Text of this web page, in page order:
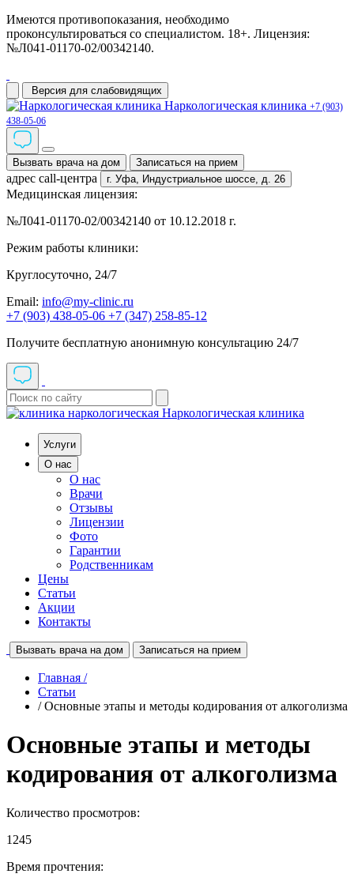
Имеются противопоказания, необходимо
проконсультироваться со специалистом. 18+. Лицензия:
№Л041-01170-02/00342140.
Версия для слабовидящих
Наркологическая клиника +7 (903)
438-05-06
Вызвать врача на дом Записаться на прием
адрес call-центра г. Уфа, Индустриальное шоссе, д. 26
Медицинская лицензия:
№Л041-01170-02/00342140 от 10.12.2018 г.
Режим работы клиники:
Круглосуточно, 24/7
Email: info@my-clinic.ru
+7 (903) 438-05-06 +7 (347) 258-85-12
Получите бесплатную анонимную консультацию 24/7
Наркологическая клиника
Услуги
О нас
О нас
Врачи
Отзывы
Лицензии
Фото
Гарантии
Родственникам
Цены
Статьи
Акции
Контакты
Вызвать врача на дом Записаться на прием
Главная /
Статьи
/ Основные этапы и методы кодирования от алкоголизма
Основные этапы и методы
кодирования от алкоголизма
Количество просмотров:
1245
Время прочтения: